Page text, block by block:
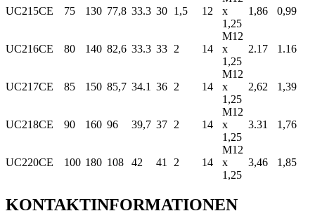
UC215CE 75 130 77,8 33.3 30 1,5 12
x
1,25
1,86 0,99
UC216CE 80 140 82,6 33.3 33 2 14
M12
x
1,25
2.17 1.16
UC217CE 85 150 85,7 34.1 36 2 14
M12
x
1,25
2,62 1,39
UC218CE 90 160 96 39,7 37 2 14
M12
x
1,25
3.31 1,76
UC220CE 100 180 108 42 41 2 14
M12
x
1,25
3,46 1,85
KONTAKTINFORMATIONEN